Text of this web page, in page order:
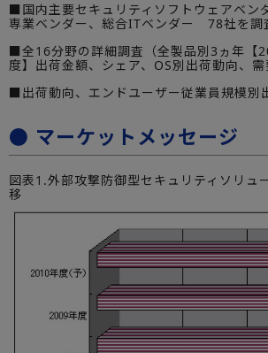
■国内主要セキュリティソフトウェアベン
専業ベンダー、総合ITベンダー 78社を調
■全16分野の詳細調査（全製品別3ヵ年【
度】出荷金額、シェア、OS別出荷動向、需
■出荷動向、エンドユーザー従業員規模別
● マーケットメッセージ
図表1.外部攻撃防御型セキュリティソリュ
移